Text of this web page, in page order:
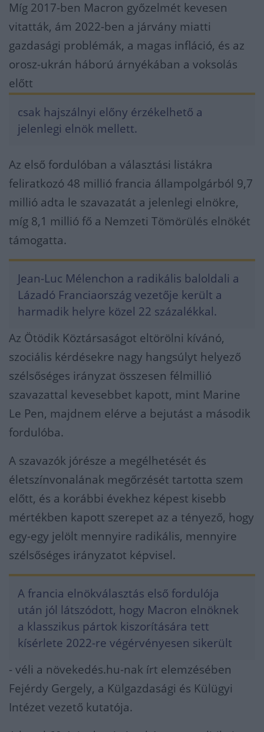
Míg 2017-ben Macron győzelmét kevesen
vitatták, ám 2022-ben a járvány miatti
gazdasági problémák, a magas infláció, és az
orosz-ukrán háború árnyékában a voksolás
előtt
csak hajszálnyi előny érzékelhető a
jelenlegi elnök mellett.
Az első fordulóban a választási listákra
feliratkozó 48 millió francia állampolgárból 9,7
millió adta le szavazatát a jelenlegi elnökre,
míg 8,1 millió fő a Nemzeti Tömörülés elnökét
támogatta.
Jean-Luc Mélenchon a radikális baloldali a
Lázadó Franciaország vezetője került a
harmadik helyre közel 22 százalékkal.
Az Ötödik Köztársaságot eltörölni kívánó,
szociális kérdésekre nagy hangsúlyt helyező
szélsőséges irányzat összesen félmillió
szavazattal kevesebbet kapott, mint Marine
Le Pen, majdnem elérve a bejutást a második
fordulóba.
A szavazók jórésze a megélhetését és
életszínvonalának megőrzését tartotta szem
előtt, és a korábbi évekhez képest kisebb
mértékben kapott szerepet az a tényező, hogy
egy-egy jelölt mennyire radikális, mennyire
szélsőséges irányzatot képvisel.
A francia elnökválasztás első fordulója
után jól látszódott, hogy Macron elnöknek
a klasszikus pártok kiszorítására tett
kísérlete 2022-re végérvényesen sikerült
- véli a növekedés.hu-nak írt elemzésében
Fejérdy Gergely, a Külgazdasági és Külügyi
Intézet vezető kutatója.